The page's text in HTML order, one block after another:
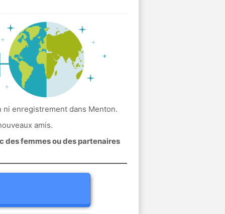
enregistrement dans Menton.
amis.
des femmes ou des partenaires